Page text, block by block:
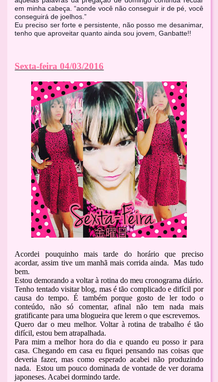
em minha cabeça. “aonde você não conseguir ir de pé, você
conseguirá de joelhos.”
Eu preciso ser forte e persistente, não posso me desanimar,
tenho que aproveitar quanto ainda sou jovem, Ganbatte!!
Sexta-feira 04/03/2016
Acordei pouquinho mais tarde do horário que preciso
acordar, assim tive um manhã mais corrida ainda. Mas tudo
bem.
Estou demorando a voltar à rotina do meu cronograma diário.
Tenho tentado visitar blog, mas é tão complicado e difícil por
causa do tempo. É também porque gosto de ler todo o
conteúdo, não só comentar, afinal não tem nada mais
gratificante para uma blogueira que lerem o que escrevemos.
Quero dar o meu melhor. Voltar à rotina de trabalho é tão
difícil, estou bem atrapalhada.
Para mim a melhor hora do dia e quando eu posso ir para
casa. Chegando em casa eu fiquei pensando nas coisas que
deveria fazer, mas como esperado acabei não produzindo
nada. Estou um pouco dominada de vontade de ver dorama
japoneses. Acabei dormindo tarde.